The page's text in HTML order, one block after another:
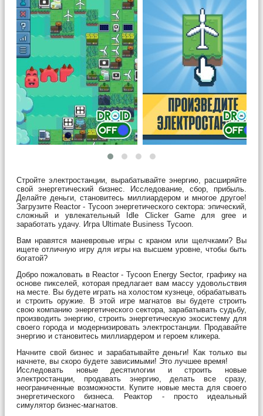
Стройте электростанции, вырабатывайте энергию, расширяйте
свой энергетический бизнес. Исследование, сбор, прибыль.
Делайте деньги, становитесь миллиардером и многое другое!
Загрузите Reactor - Tycoon энергетического сектора: эпический,
сложный и увлекательный Idle Clicker Game для gree и
заработать удачу. Игра Ultimate Business Tycoon.
Вам нравятся маневровые игры с краном или щелчками? Вы
ищете отличную игру для игры на высшем уровне, чтобы быть
богатой?
Добро пожаловать в Reactor - Tycoon Energy Sector, графику на
основе пикселей, которая предлагает вам массу удовольствия
на месте. Вы будете играть на холостом кузнеце, обрабатывать
и строить оружие. В этой игре магнатов вы будете строить
свою компанию энергетического сектора, зарабатывать судьбу,
производить энергию, строить энергетическую экосистему для
своего города и модернизировать электростанции. Продавайте
энергию и становитесь миллиардером и героем кликера.
Начните свой бизнес и зарабатывайте деньги! Как только вы
начнете, вы скоро будете зависимыми! Это лучшее время!
Исследовать новые десятилогии и строить новые
электростанции, продавать энергию, делать все сразу,
неограниченные возможности. Купите новые места для своего
энергетического бизнеса. Реактор - просто идеальный
симулятор бизнес-магнатов.